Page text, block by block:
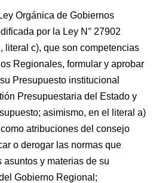
Orgánica de Gobiernos
por la Ley N° 27902
literal c), que son competencias
Regionales, formular y aprobar
Presupuesto institucional
Presupuestaria del Estado y
asimismo, en el literal a)
atribuciones del consejo
o derogar las normas que
y materias de su
Gobierno Regional;